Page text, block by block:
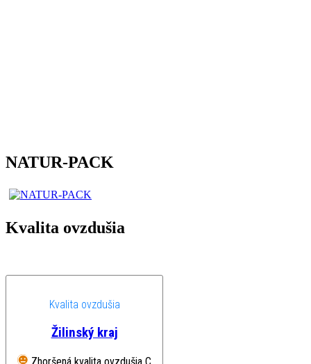
NATUR-PACK
Kvalita ovzdušia
Kvalita ovzdušia
Žilinský kraj
Zhoršená kvalita ovzdušia Chopok, EMEP